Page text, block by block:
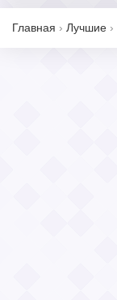
Главная › Лучшие ›